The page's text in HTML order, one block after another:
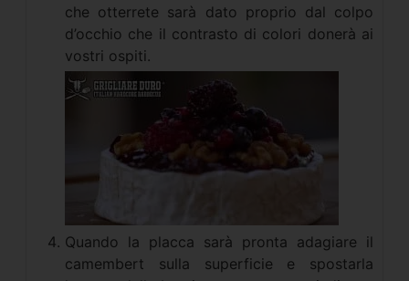
che otterrete sarà dato proprio dal colpo
d’occhio che il contrasto di colori donerà ai
vostri ospiti.
Quando la placca sarà pronta adagiare il
camembert sulla superficie e spostarla